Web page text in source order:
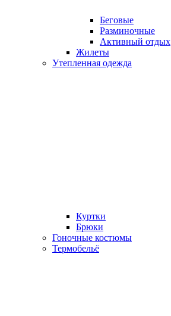
Беговые
Разминочные
Активный отдых
Жилеты
Утепленная одежда
Куртки
Брюки
Гоночные костюмы
Термобельё